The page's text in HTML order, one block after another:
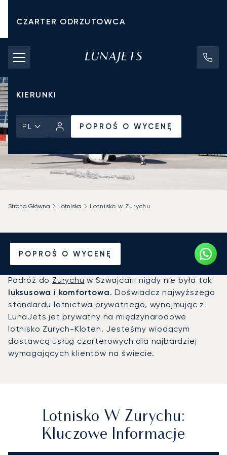
CZARTER ODRZUTOWCA
KOSZTY CZARTERU
PRYWATNE ODRZUTOWCE
KIERUNKI
PL POPROŚ O WYCENĘ
POPROŚ O WYCENĘ
Strona Główna Lotniska Lotnisko w Zurychu
Prywatny odrzutowiec na
Lotnisko w Zurychu (ZRH)
Podróż do Zurychu w Szwajcarii nigdy nie była tak
luksusowa i komfortowa. Doświadcz najwyższego
standardu lotnictwa prywatnego, wynajmując z
LunaJets jet prywatny na międzynarodowe
lotnisko Zurych-Kloten. Jesteśmy wiodącym
dostawcą usług czarterowych dla najbardziej
wymagających klientów na świecie.
Lotnisko W Zurychu:
Kluczowe Informacje